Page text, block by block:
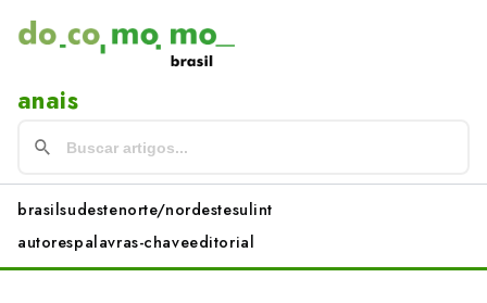
anais
brasilsudestenorte/nordestesulint
autorespalavras-chaveeditorial